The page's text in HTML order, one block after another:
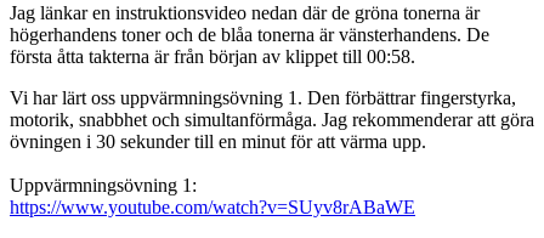
Jag länkar en instruktionsvideo nedan där de gröna tonerna är
högerhandens toner och de blåa tonerna är vänsterhandens. De
första åtta takterna är från början av klippet till 00:58.
Vi har lärt oss uppvärmningsövning 1. Den förbättrar fingerstyrka,
motorik, snabbhet och simultanförmåga. Jag rekommenderar att göra
övningen i 30 sekunder till en minut för att värma upp.
Uppvärmningsövning 1:
https://www.youtube.com/watch?v=SUyv8rABaWE